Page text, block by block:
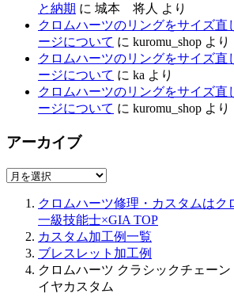
と納期 に 城本 将人 より
クロムハーツのリングをサイズ直
ージについて に kuromu_shop より
クロムハーツのリングをサイズ直
ージについて に ka より
クロムハーツのリングをサイズ直
ージについて に kuromu_shop より
アーカイブ
ア
クロムハーツ修理・カスタムはク
一級技能士×GIA TOP
カスタム加工例一覧
ブレスレット加工例
クロムハーツ クラシックチェー
イヤカスタム